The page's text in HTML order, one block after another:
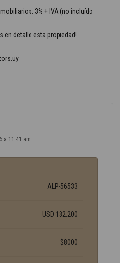
3% + IVA (no incluído
en detalle esta propiedad!
a 11:41 am
ALP-56533
USD 182.200
$8000